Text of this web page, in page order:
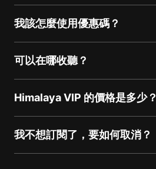
我該怎麼使用優惠碼？
可以在哪收聽？
Himalaya VIP 的價格是多少？
我不想訂閱了，要如何取消？